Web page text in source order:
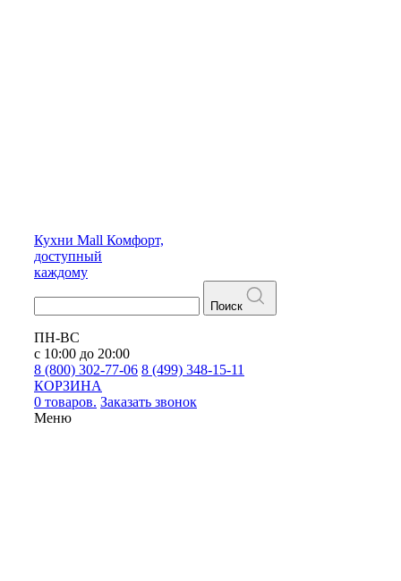
Кухни Mall Комфорт,
доступный
каждому
Поиск
ПН-ВС
с 10:00 до 20:00
8 (800) 302-77-06 8 (499) 348-15-11
КОРЗИНА
0 товаров. Заказать звонок
Меню